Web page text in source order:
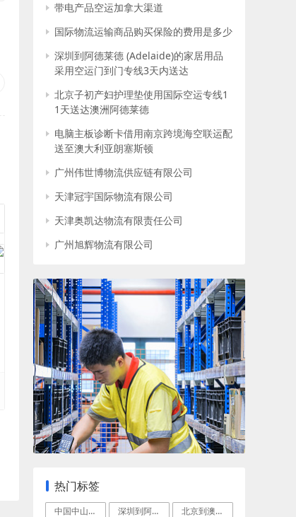
带电产品空运加拿大渠道
国际物流运输商品购买保险的费用是多少
深圳到阿德莱德 (Adelaide)的家居用品
采用空运门到门专线3天内送达
北京子初产妇护理垫使用国际空运专线1
1天送达澳洲阿德莱德
电脑主板诊断卡借用南京跨境海空联运配
送至澳大利亚朗塞斯顿
广州伟世博物流供应链有限公司
天津冠宇国际物流有限公司
天津奥凯达物流有限责任公司
广州旭辉物流有限公司
热门标签
中国中山到格拉德斯通空运快递 深圳到阿德莱德(Adelaide)空运门 北京到澳洲阿德莱德国际空运专线